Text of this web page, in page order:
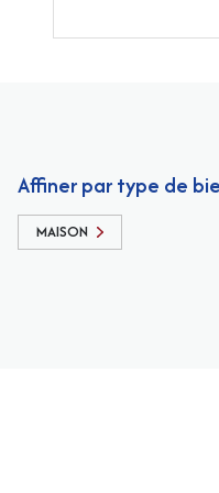
Affiner par type de
MAISON